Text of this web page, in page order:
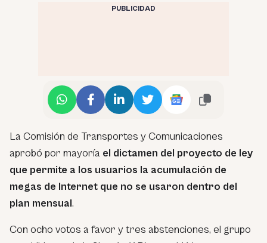
PUBLICIDAD
La Comisión de Transportes y Comunicaciones
aprobó por mayoría el dictamen del proyecto de ley
que permite a los usuarios la acumulación de
megas de Internet que no se usaron dentro del
plan mensual.
Con ocho votos a favor y tres abstenciones, el grupo